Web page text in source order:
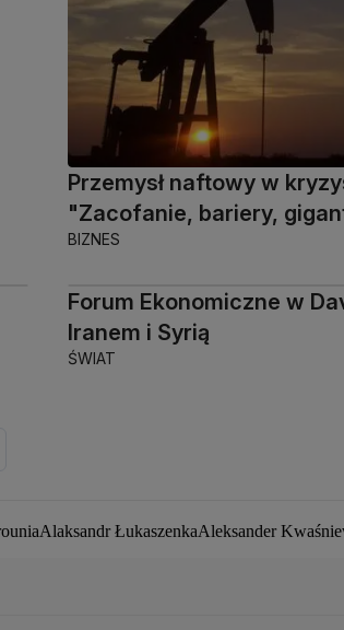
Przemysł naftowy w
"Zacofanie, bariery,
BIZNES
Forum Ekonomiczne w Davos zajmie się
Iranem i Syrią
ŚWIAT
Alaksandr ŁukaszenkaAleksander